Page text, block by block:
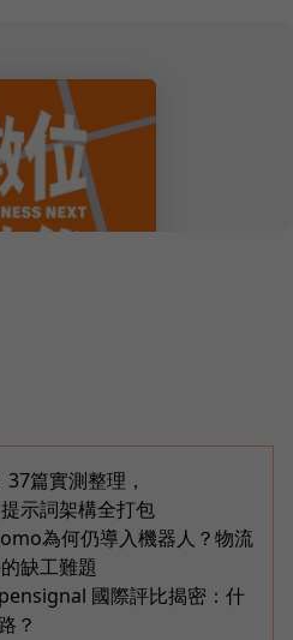
篇實測整理，
示詞架構全打包
為何仍導入機器人？物流
缺工難題
國際評比揭密：什
？